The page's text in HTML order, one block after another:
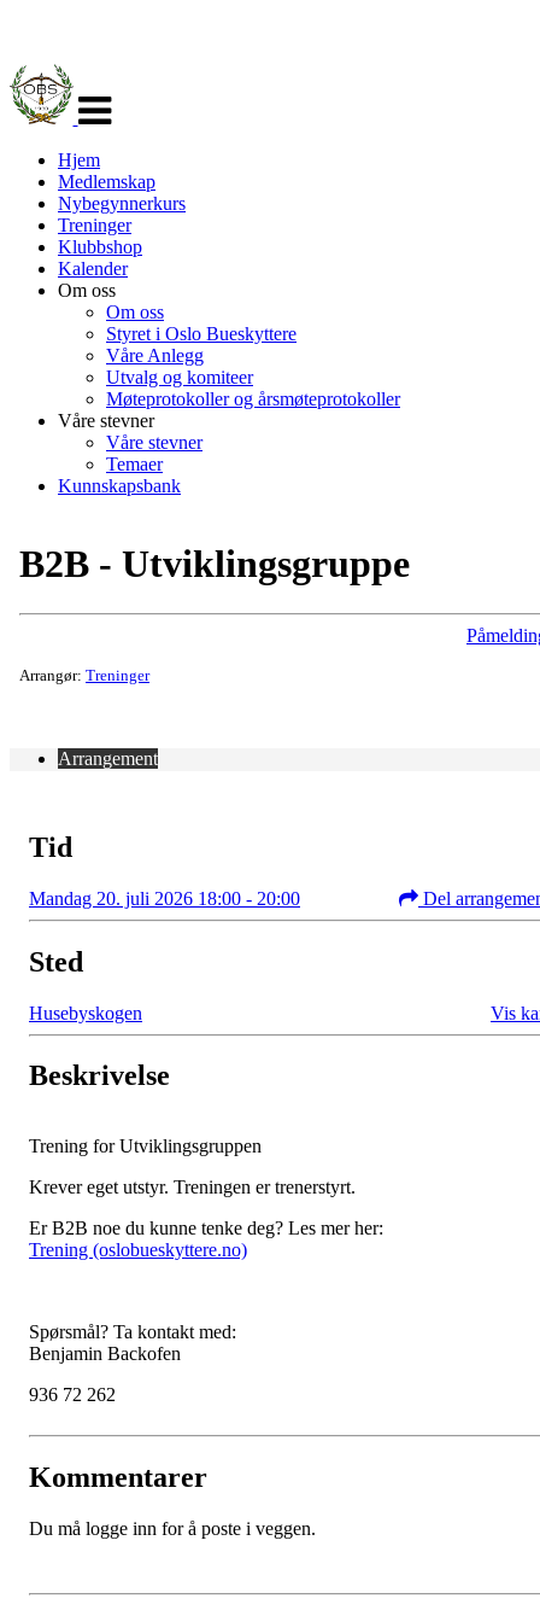
navigasjon
Hjem
Medlemskap
Nybegynnerkurs
Treninger
Klubbshop
Kalender
Om oss
Om oss
Styret i Oslo Bueskyttere
Våre Anlegg
Utvalg og komiteer
Møteprotokoller og årsmøteprotokoller
Våre stevner
Våre stevner
Temaer
Kunnskapsbank
B2B - Utviklingsgruppe
Arrangør: Treninger
Arrangement
Tid
Mandag 20. juli 2026 18:00 - 20:00 Del
Sted
Husebyskogen Vis
Beskrivelse
Trening for Utviklingsgruppen
Krever eget utstyr. Treningen er trenerstyrt.
Er B2B noe du kunne tenke deg? Les mer her:
Trening (oslobueskyttere.no)
Spørsmål? Ta kontakt med:
Benjamin Backofen
936 72 262
Kommentarer
Du må logge inn for å poste i veggen.